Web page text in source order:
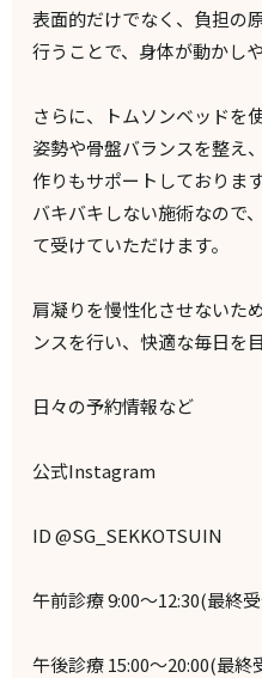
表面的だけでなく、負担の
行うことで、身体が動かし
さらに、トムソンベッドを
姿勢や骨盤バランスを整え
作りもサポートしております
バキバキしない施術なので
て受けていただけます。
肩凝りを慢性化させないた
ンスを行い、快適な毎日を
日々の予約情報など
公式Instagram
ID @SG_SEKKOTSUIN
午前診療 9:00～12:30(最終
午後診療 15:00～20:00(最終